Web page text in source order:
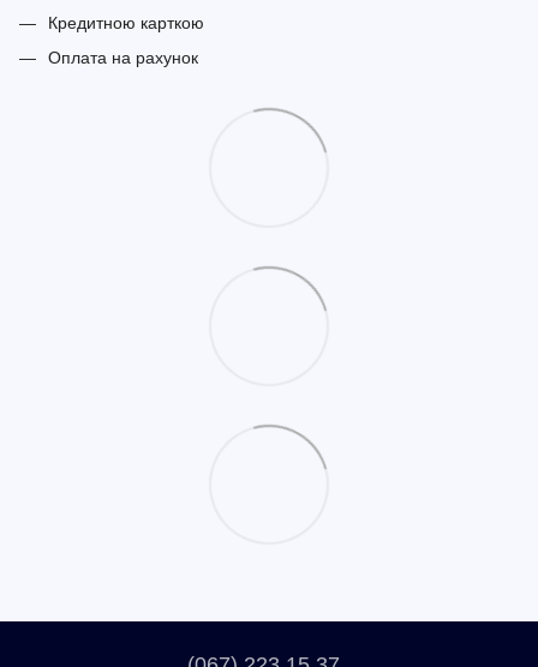
Кредитною карткою
Оплата на рахунок